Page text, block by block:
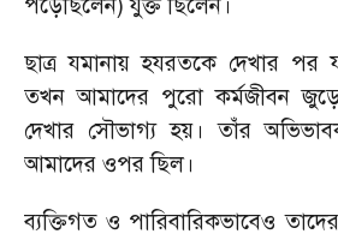
ছাত্র যমানায় হযরতকে দেখার
তখন আমাদের পুরো কর্মজীবন
দেখার সৌভাগ্য হয়। তাঁর
আমাদের ওপর ছিল।
ব্যক্তিগত ও পারিবারিকভাবেও